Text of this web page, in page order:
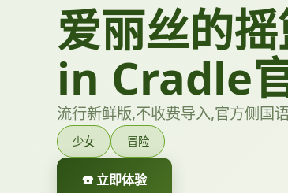
爱丽丝的
in Cradle
流行新鲜版,不收费导入,官方侧国
少女 冒险
☎️ 立即体验